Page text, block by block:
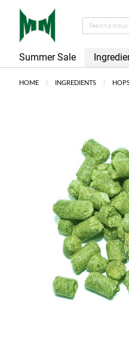
Summer Sale
HOME INGREDIENTS